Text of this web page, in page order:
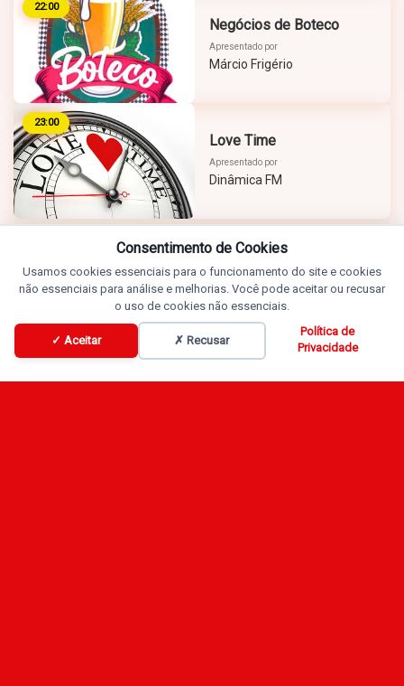
22:00
Negócios de Boteco
Apresentado por
Márcio Frigério
23:00
Love Time
Apresentado por
Dinâmica FM
Programação
Consentimento de Cookies
Usamos cookies essenciais para o funcionamento do site e cookies
não essenciais para análise e melhorias. Você pode aceitar ou recusar
o uso de cookies não essenciais.
✓ Aceitar ✗ Recusar
Política de
Privacidade